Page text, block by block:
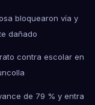
bloquearon vía y
dañado
contra escolar en
de 79 % y entra